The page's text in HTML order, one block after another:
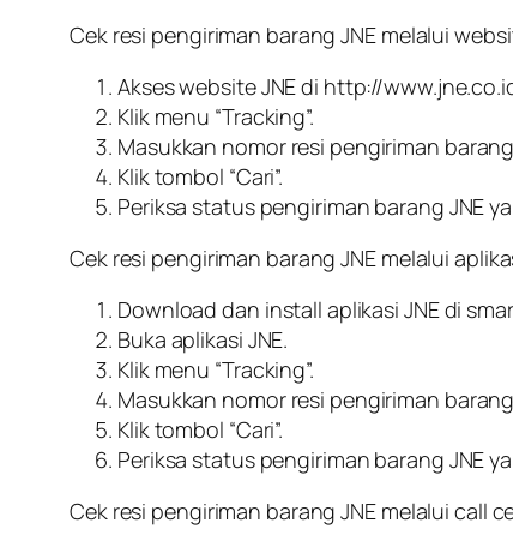
Cek resi pengiriman barang JNE melalui
Akses website JNE di http://
Klik menu “Tracking”.
Masukkan nomor resi pengiriman
Klik tombol “Cari”.
Periksa status pengiriman barang JNE
Cek resi pengiriman barang JNE melalui
Download dan install aplikasi JNE di
Buka aplikasi JNE.
Klik menu “Tracking”.
Masukkan nomor resi pengiriman
Klik tombol “Cari”.
Periksa status pengiriman barang JNE
Cek resi pengiriman barang JNE melalui call